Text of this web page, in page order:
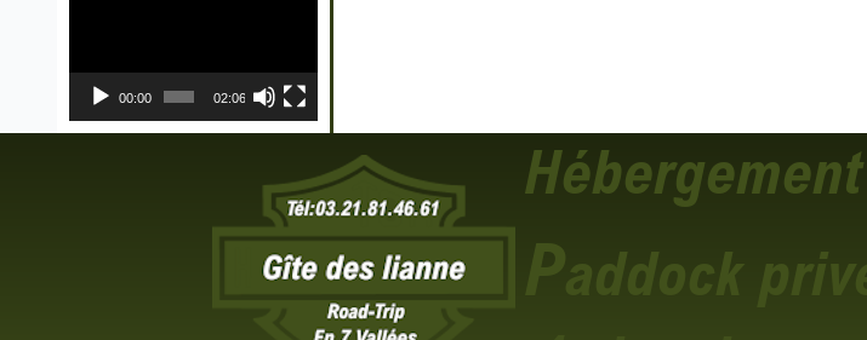
00:00 02:06